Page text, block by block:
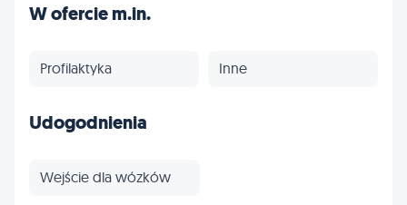
W ofercie m.in.
Profilaktyka Inne
Udogodnienia
Wejście dla wózków